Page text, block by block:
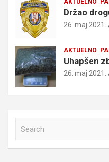
Držao
26. maj 2021.
AKTUELNO
Uhapšen
26. maj 2021.